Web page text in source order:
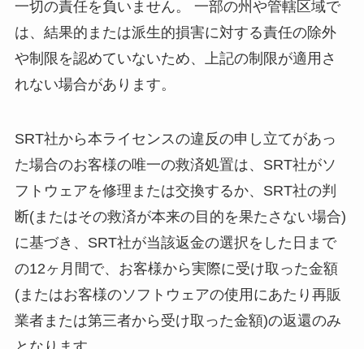
一切の責任を負いません。 一部の州や管轄区域で
は、結果的または派生的損害に対する責任の除外
や制限を認めていないため、上記の制限が適用さ
れない場合があります。
SRT社から本ライセンスの違反の申し立てがあっ
た場合のお客様の唯一の救済処置は、SRT社がソ
フトウェアを修理または交換するか、SRT社の判
断(またはその救済が本来の目的を果たさない場合)
に基づき、SRT社が当該返金の選択をした日まで
の12ヶ月間で、お客様から実際に受け取った金額
(またはお客様のソフトウェアの使用にあたり再販
業者または第三者から受け取った金額)の返還のみ